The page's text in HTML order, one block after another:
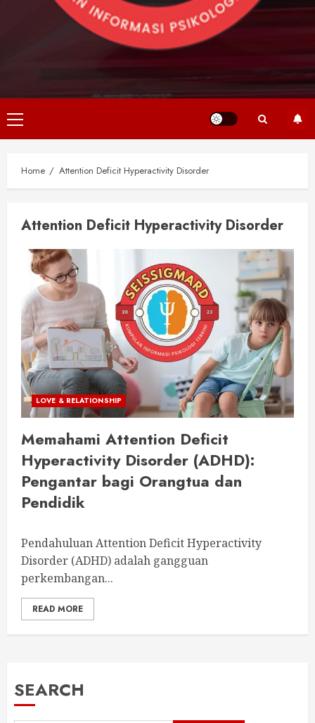
Primary
Menu
Home Attention Deficit Hyperactivity Disorder
Attention Deficit Hyperactivity Disorder
LOVE & RELATIONSHIP
Memahami Attention Deficit
Hyperactivity Disorder (ADHD):
Pengantar bagi Orangtua dan
Pendidik
Pendahuluan Attention Deficit Hyperactivity
Disorder (ADHD) adalah gangguan
perkembangan...
READ MORE
SEARCH